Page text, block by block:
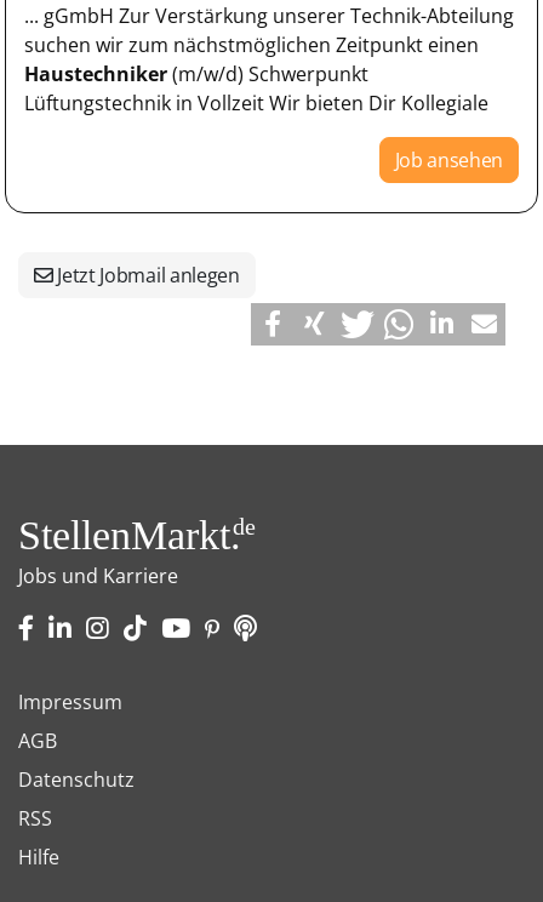
... gGmbH Zur Verstärkung unserer Technik-Abteilung
suchen wir zum nächstmöglichen Zeitpunkt einen
Haustechniker(m/w/d) Schwerpunkt
Lüftungstechnik in Vollzeit Wir bieten Dir Kollegiale
Job ansehen
Jetzt Jobmail anlegen
StellenMarkt.de
Jobs und Karriere
Impressum
AGB
Datenschutz
RSS
Hilfe